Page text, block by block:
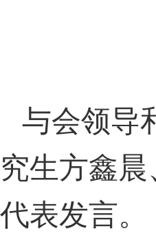
与会领导
究生方鑫
代表发言。